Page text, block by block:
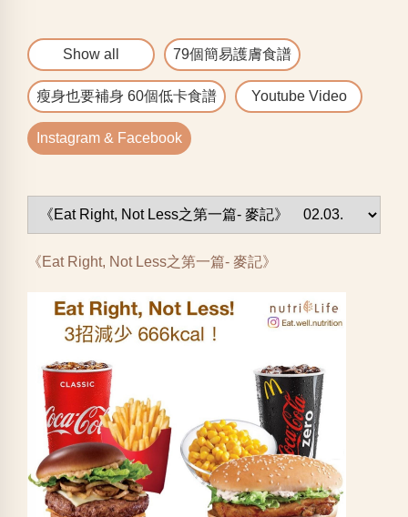
Show all 79個簡易護膚食譜
瘦身也要補身 60個低卡食譜 Youtube Video
Instagram & Facebook
《Eat Right, Not Less之第一篇- 麥記》